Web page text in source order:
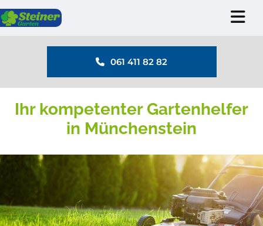
Zum Inhalt springen
061 411 82 82
Ihr kompetenter Gartenhelfer
in Münchenstein